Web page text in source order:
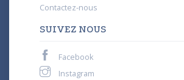
Contactez-nous
SUIVEZ NOUS
Facebook
Instagram